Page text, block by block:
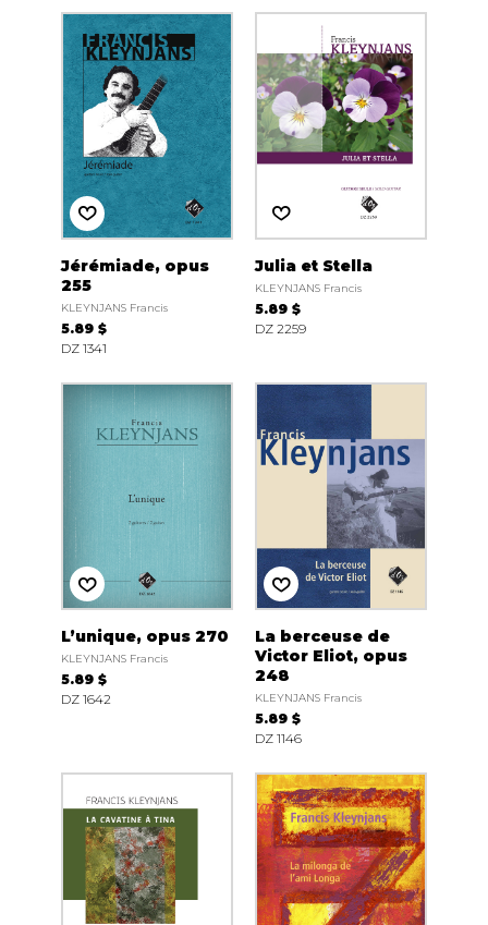
Jérémiade, opus
255
KLEYNJANS Francis
5.89 $
DZ 1341
Julia et Stella
KLEYNJANS Francis
5.89 $
DZ 2259
L’unique, opus 270
KLEYNJANS Francis
5.89 $
DZ 1642
La berceuse de
Victor Eliot, opus
248
KLEYNJANS Francis
5.89 $
DZ 1146